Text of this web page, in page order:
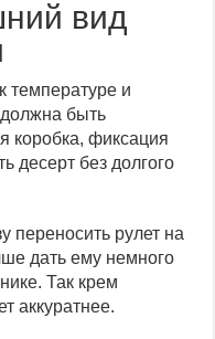
вид
температуре и
быть
коробка, фиксация
десерт без долгого
переносить рулет на
дать ему немного
Так крем
аккуратнее.